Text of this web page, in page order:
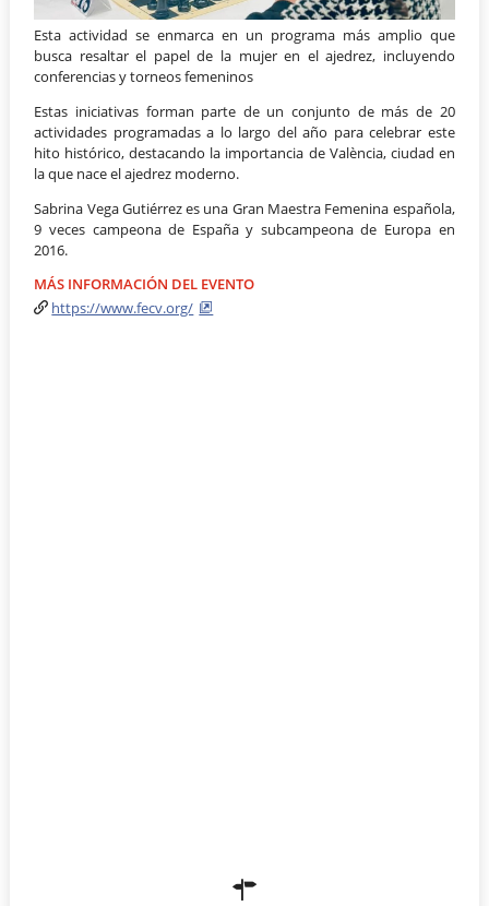
Esta actividad se enmarca en un programa más amplio que
busca resaltar el papel de la mujer en el ajedrez, incluyendo
conferencias y torneos femeninos
Estas iniciativas forman parte de un conjunto de más de 20
actividades programadas a lo largo del año para celebrar este
hito histórico, destacando la importancia de València, ciudad en
la que nace el ajedrez moderno.
Sabrina Vega Gutiérrez es una Gran Maestra Femenina española,
9 veces campeona de España y subcampeona de Europa en
2016.
MÁS INFORMACIÓN DEL EVENTO
https://www.fecv.org/